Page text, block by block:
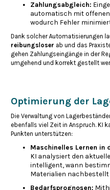
Zahlungsabgleich:
automatisch mit
wodurch Fehler
Dank solcher Automatisierungen
reibungsloser ab und das
gehen Zahlungseingänge in der
umgehend und korrekt gestellt
Optimierung der
Die Verwaltung von
ebenfalls viel Zeit in Anspruch. KI
Punkten unterstützen:
Maschinelles Lernen in
KI analysiert den
intelligent, wann
Materialien nachbestellt
Bedarfsprognosen: